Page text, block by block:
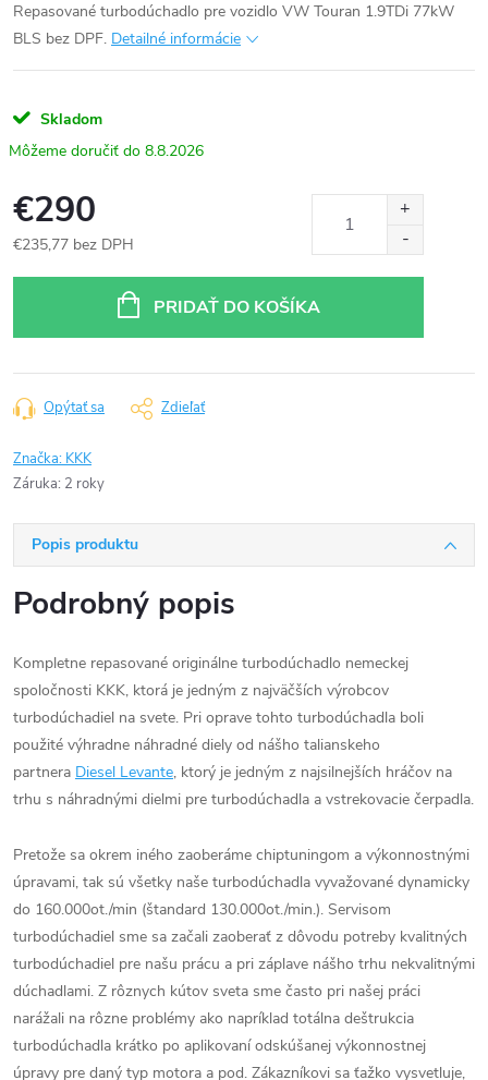
Repasované turbodúchadlo pre vozidlo VW Touran 1.9TDi 77kW
BLS bez DPF. Detailné informácie
Skladom
8.8.2026
€290
€235,77 bez DPH
PRIDAŤ DO KOŠÍKA
Opýtať sa Zdieľať
Značka: KKK
Záruka: 2 roky
Popis produktu
Podrobný popis
Kompletne repasované originálne turbodúchadlo nemeckej
spoločnosti KKK, ktorá je jedným z najväčších výrobcov
turbodúchadiel na svete. Pri oprave tohto turbodúchadla boli
použité výhradne náhradné diely od nášho talianskeho
partnera Diesel Levante, ktorý je jedným z najsilnejších hráčov na
trhu s náhradnými dielmi pre turbodúchadla a vstrekovacie čerpadla.
Pretože sa okrem iného zaoberáme chiptuningom a výkonnostnými
úpravami, tak sú všetky naše turbodúchadla vyvažované dynamicky
do 160.000ot./min (štandard 130.000ot./min.). Servisom
turbodúchadiel sme sa začali zaoberať z dôvodu potreby kvalitných
turbodúchadiel pre našu prácu a pri záplave nášho trhu nekvalitnými
dúchadlami. Z rôznych kútov sveta sme často pri našej práci
narážali na rôzne problémy ako napríklad totálna deštrukcia
turbodúchadla krátko po aplikovaní odskúšanej výkonnostnej
úpravy pre daný typ motora a pod. Zákazníkovi sa ťažko vysvetluje,